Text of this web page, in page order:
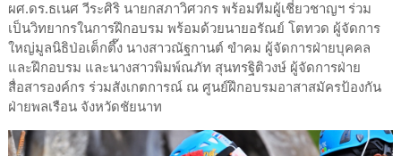
ผศ.ดร.ธเนศ วีระศิริ นายกสภาวิศวกร พร้อมทีมผู้เชี่ยวชาญฯ ร่วม
เป็นวิทยากรในการฝึกอบรม พร้อมด้วยนายอรัณย์ โตทวด ผู้จัดการ
ใหญ่มูลนิธิป่อเต็กตึ๊ง นางสาวณัฐกานต์ ขำคม ผู้จัดการฝ่ายบุคคล
และฝึกอบรม และนางสาวพิมพ์ณภัท สุนทรฐิติวงษ์ ผู้จัดการฝ่าย
สื่อสารองค์กร ร่วมสังเกตการณ์ ณ ศูนย์ฝึกอบรมอาสาสมัครป้องกัน
ฝ่ายพลเรือน จังหวัดชัยนาท